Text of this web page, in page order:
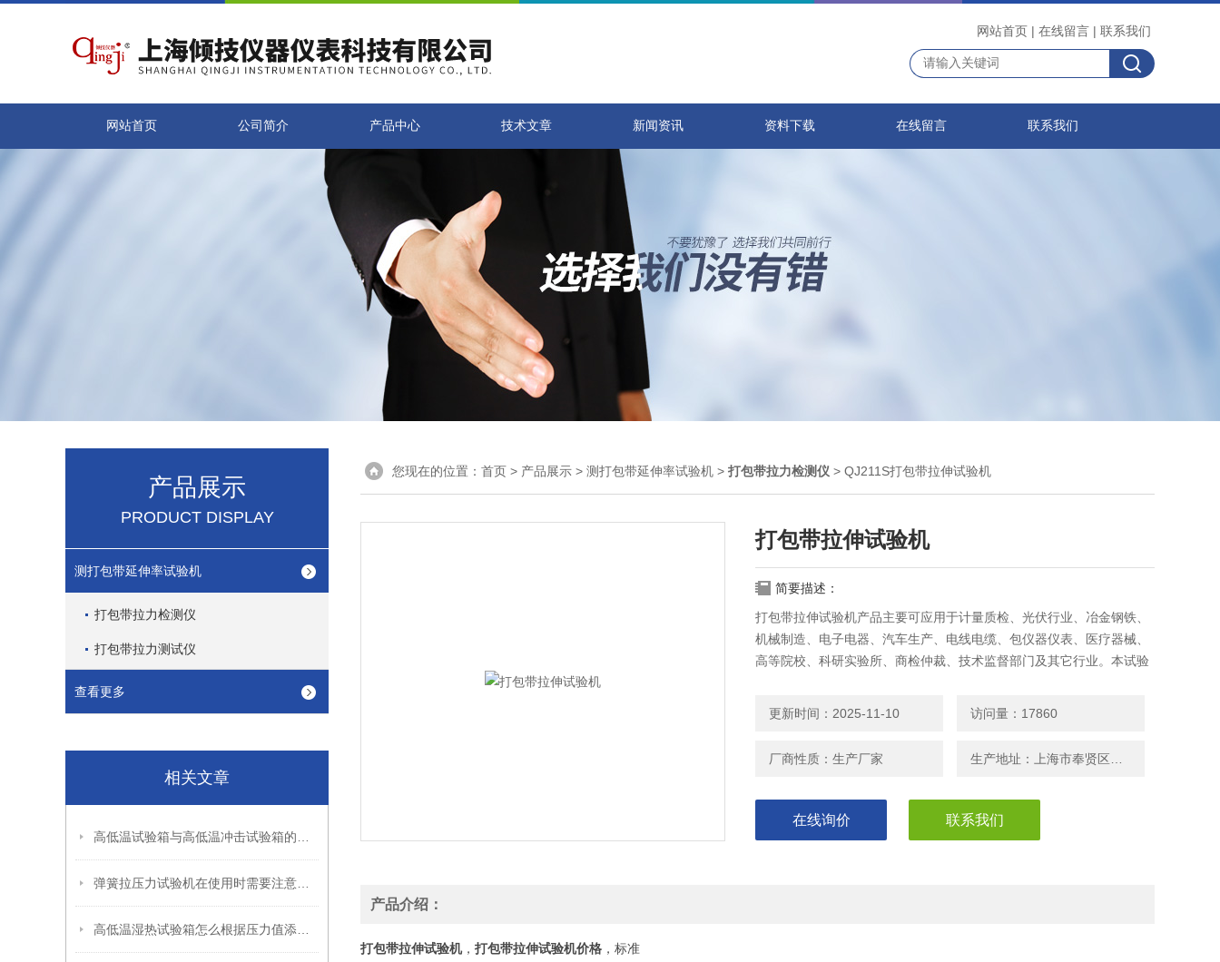
网站首页 | 在线留言 | 联系我们
网站首页 公司简介 产品中心 技术文章 新闻资讯 资料下载 在线留言 联系我们
产品展示
PRODUCT DISPLAY
测打包带延伸率试验机
打包带拉力检测仪
打包带拉力测试仪
查看更多
相关文章
您现在的位置： 首页 > 产品展示 > 测打包带延伸率试验机 > 打包带拉力检测仪 > QJ211S打包带拉伸试验机
打包带拉伸试验机
简要描述：
打包带拉伸试验机产品主要可应用于计量质检、光伏行业、冶金钢铁、
机械制造、电子电器、汽车生产、电线电缆、包仪器仪表、医疗器械、
高等院校、科研实验所、商检仲裁、技术监督部门及其它行业。本试验
户或到厂参观洽谈业务。
更新时间：2025-11-10 访问量：17860
厂商性质：生产厂家
在线询价 联系我们
产品介绍：
打包带拉伸试验机， 打包带拉伸试验机价格 ，标准